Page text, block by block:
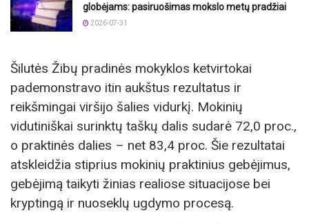
globėjams: pasiruošimas mokslo metų pradžiai
2026-07-31
Šilutės Žibų pradinės mokyklos ketvirtokai
pademonstravo itin aukštus rezultatus ir
reikšmingai viršijo šalies vidurkį. Mokinių
vidutiniškai surinktų taškų dalis sudarė 72,0 proc.,
o praktinės dalies – net 83,4 proc. Šie rezultatai
atskleidžia stiprius mokinių praktinius gebėjimus,
gebėjimą taikyti žinias realiose situacijose bei
kryptingą ir nuoseklų ugdymo procesą.